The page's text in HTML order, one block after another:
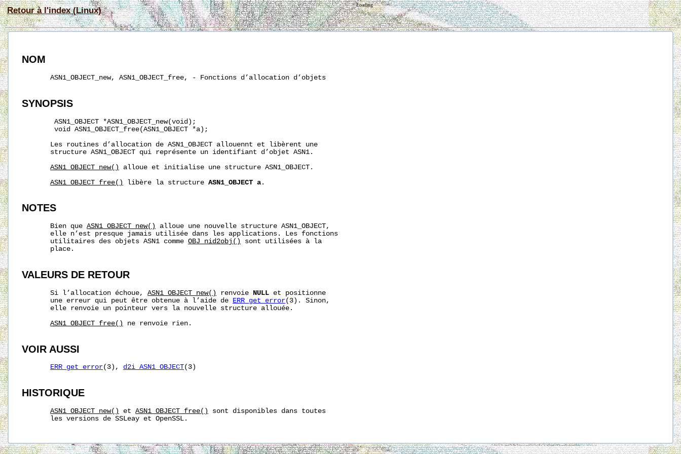
Retour à l'index (Linux)
Loading
NOM
       ASN1_OBJECT_new, ASN1_OBJECT_free, - Fonctions d’allocation d’objets
SYNOPSIS
        ASN1_OBJECT *ASN1_OBJECT_new(void);
        void ASN1_OBJECT_free(ASN1_OBJECT *a);
       Les routines d’allocation de ASN1_OBJECT allouennt et libèrent une
       structure ASN1_OBJECT qui représente un identifiant d’objet ASN1.
ASN1_OBJECT_new()
alloue et initialise une structure ASN1_OBJECT.
ASN1_OBJECT_free()
libère la structure ASN1_OBJECT a .
NOTES
       Bien que
ASN1_OBJECT_new()
alloue une nouvelle structure ASN1_OBJECT,
       elle n’est presque jamais utilisée dans les applications. Les fonctions
       utilitaires des objets ASN1 comme
OBJ_nid2obj()
sont utilisées à la
       place.
VALEURS DE RETOUR
       Si l’allocation échoue,
ASN1_OBJECT_new() renvoie NULL et positionne
       une erreur qui peut être obtenue à l’aide de
ERR_get_error(3). Sinon,
       elle renvoie un pointeur vers la nouvelle structure allouée.
ASN1_OBJECT_free()
ne renvoie rien.
VOIR AUSSI
ERR_get_error(3), d2i_ASN1_OBJECT(3)
HISTORIQUE
ASN1_OBJECT_new() et ASN1_OBJECT_free()
sont disponibles dans toutes